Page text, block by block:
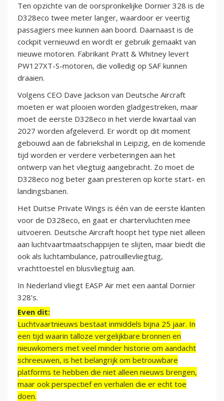
Ten opzichte van de oorspronkelijke Dornier 328 is de
D328eco twee meter langer, waardoor er veertig
passagiers mee kunnen aan boord. Daarnaast is de
cockpit vernieuwd en wordt er gebruik gemaakt van
nieuwe motoren. Fabrikant Pratt & Whitney levert
PW127XT-S-motoren, die volledig op SAF kunnen
draaien.
Volgens CEO Dave Jackson van Deutsche Aircraft
moeten er wat plooien worden gladgestreken, maar
moet de eerste D328eco in het vierde kwartaal van
2027 worden afgeleverd. Er wordt op dit moment
gebouwd aan de fabriekshal in Leipzig, en de komende
tijd worden er verdere verbeteringen aan het
ontwerp van het vliegtuig aangebracht. Zo moet de
D328eco nog beter gaan presteren op korte start- en
landingsbanen.
Het Duitse Private Wings is één van de eerste klanten
voor de D328eco, en gaat er chartervluchten mee
uitvoeren. Deutsche Aircraft hoopt het type niet alleen
aan luchtvaartmaatschappijen te slijten, maar biedt die
ook als luchtambulance, patrouillevliegtuig,
vrachttoestel en blusvliegtuig aan.
In Nederland vliegt EASP Air met een aantal Dornier
328’s.
Even dit:
Luchtvaartnieuws bestaat inmiddels bijna 25 jaar. In
een tijd waarin talloze vergelijkbare bronnen en
nieuwkomers met veel minder historie om aandacht
schreeuwen, is het belangrijk om betrouwbare
platforms te hebben die niet alleen nieuws brengen,
maar ook perspectief en verhalen die er echt toe
doen.